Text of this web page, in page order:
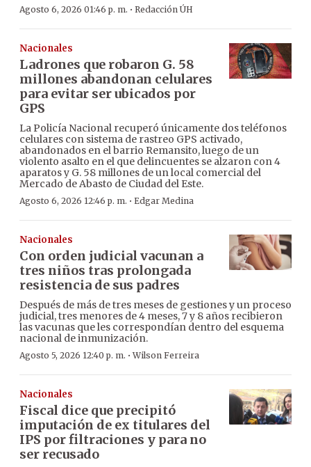
Agosto 6, 2026 01:46 p. m. · Redacción ÚH
Nacionales
Ladrones que robaron G. 58
millones abandonan celulares
para evitar ser ubicados por
GPS
La Policía Nacional recuperó únicamente dos teléfonos
celulares con sistema de rastreo GPS activado,
abandonados en el barrio Remansito, luego de un
violento asalto en el que delincuentes se alzaron con 4
aparatos y G. 58 millones de un local comercial del
Mercado de Abasto de Ciudad del Este.
Agosto 6, 2026 12:46 p. m. · Edgar Medina
Nacionales
Con orden judicial vacunan a
tres niños tras prolongada
resistencia de sus padres
Después de más de tres meses de gestiones y un proceso
judicial, tres menores de 4 meses, 7 y 8 años recibieron
las vacunas que les correspondían dentro del esquema
nacional de inmunización.
Agosto 5, 2026 12:40 p. m. ·Wilson Ferreira
Nacionales
Fiscal dice que precipitó
imputación de ex titulares del
IPS por filtraciones y para no
ser recusado